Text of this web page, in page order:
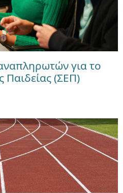
για το
Παιδείας (ΣΕΠ)